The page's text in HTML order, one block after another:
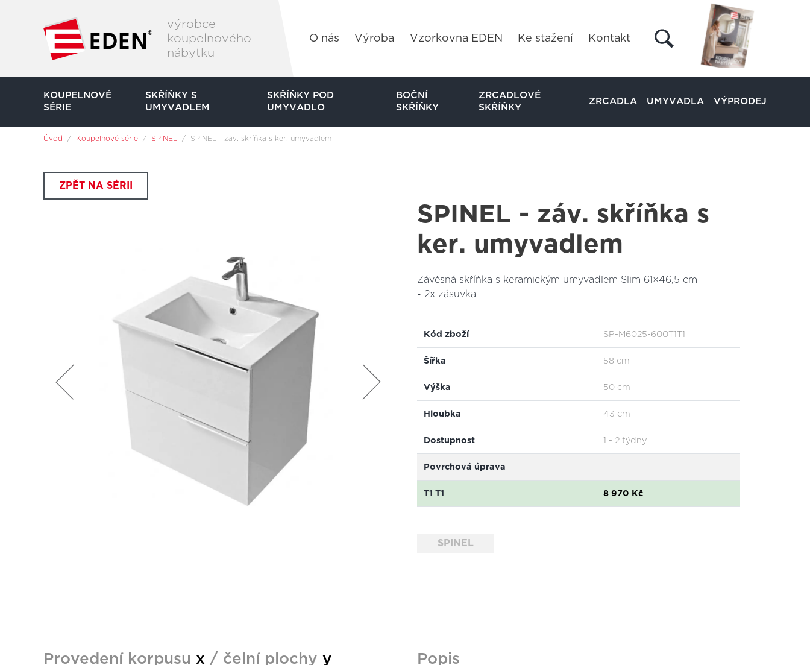
výrobce
koupelnového
nábytku
O nás Výroba Vzorkovna EDEN Ke stažení Kontakt
KOUPELNOVÉ
SÉRIE
SKŘÍŇKY S
UMYVADLEM
SKŘÍŇKY POD
UMYVADLO
BOČNÍ
SKŘÍŇKY
ZRCADLOVÉ
SKŘÍŇKY
ZRCADLA UMYVADLA VÝPRODEJ
Jsi tady:
Úvod Koupelnové série SPINEL SPINEL - záv. skříňka s ker. umyvadlem
ZPĚT NA SÉRII
SPINEL - záv. skříňka s
ker. umyvadlem
Závěsná skříňka s keramickým umyvadlem Slim 61×46,5 cm
- 2x zásuvka
Kód zboží SP-M6025-600T1T1
Šířka 58 cm
Výška 50 cm
Hloubka 43 cm
Dostupnost 1 - 2 týdny
Povrchová úprava
T1 T1 8 970 Kč
SPINEL
Provedení korpusu x / čelní plochy y Popis